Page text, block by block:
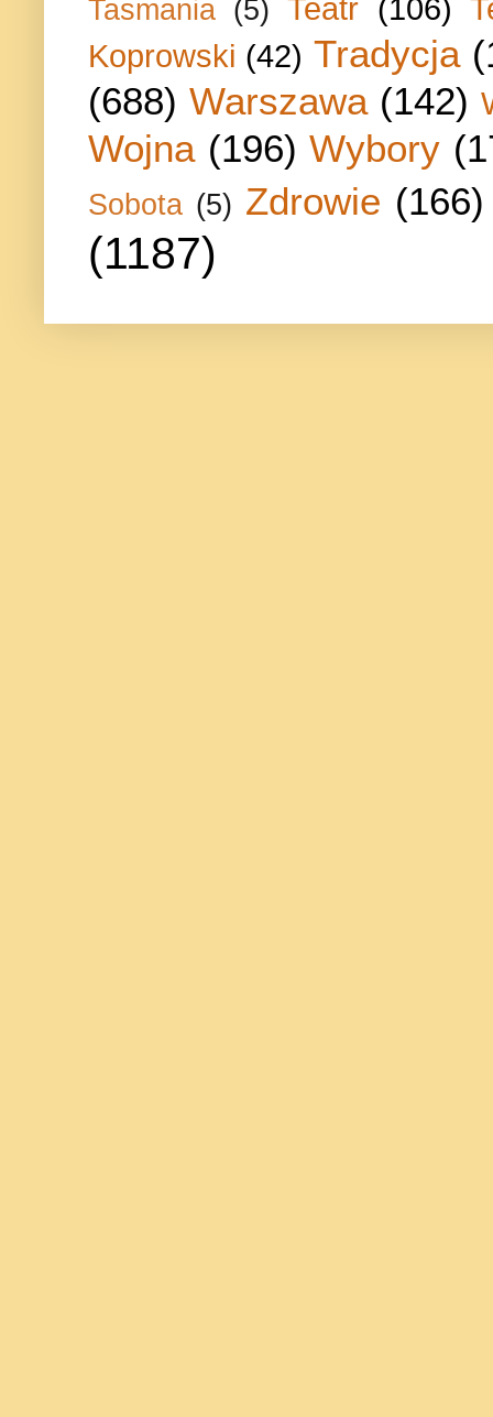
Tasmania (5) Teatr (106)
Koprowski (42) Tradycja
(688) Warszawa (142)
Wojna (196) Wybory
Sobota (5) Zdrowie (166)
(1187)